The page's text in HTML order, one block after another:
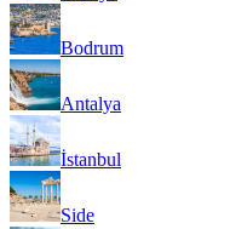
Bodrum
Antalya
İstanbul
Side